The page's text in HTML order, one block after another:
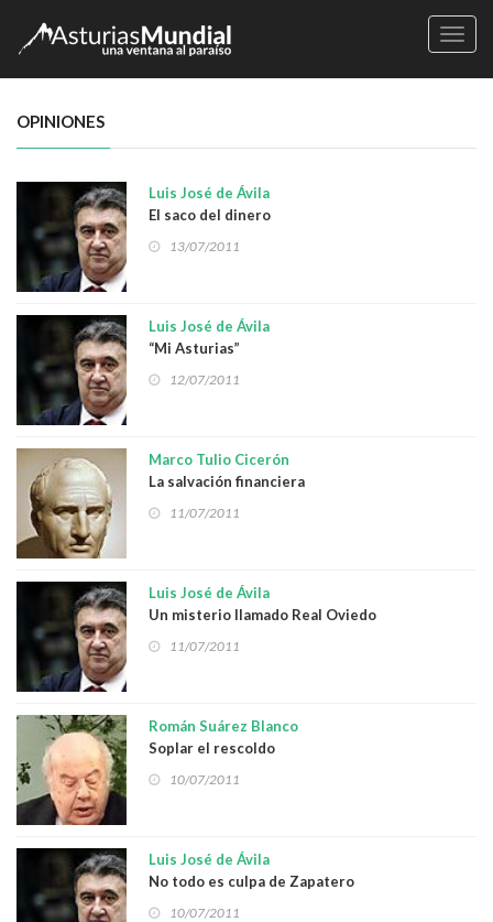
OPINIONES
Luis José de Ávila
El saco del dinero
13/07/2011
Luis José de Ávila
“Mi Asturias”
12/07/2011
Marco Tulio Cicerón
La salvación financiera
11/07/2011
Luis José de Ávila
Un misterio llamado Real Oviedo
11/07/2011
Román Suárez Blanco
Soplar el rescoldo
10/07/2011
Luis José de Ávila
No todo es culpa de Zapatero
10/07/2011